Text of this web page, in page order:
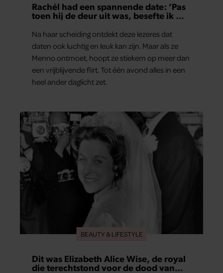
Rachél had een spannende date: ‘Pas
toen hij de deur uit was, besefte ik wat
Na haar scheiding ontdekt deze lezeres dat
daten ook luchtig en leuk kan zijn. Maar als ze
Menno ontmoet, hoopt ze stiekem op meer dan
een vrijblijvende flirt. Tot één avond alles in een
heel ander daglicht zet.
BEAUTY & LIFESTYLE
Dit was Elizabeth Alice Wise, de royal
die terechtstond voor de dood van